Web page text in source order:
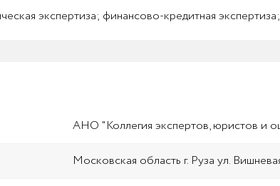
экспертиза; финансово-кредитная экспертиза;
АНО "Коллегия экспертов, юристов и
Московская область г. Руза ул.